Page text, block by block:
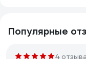
Популярные
4 отзыва